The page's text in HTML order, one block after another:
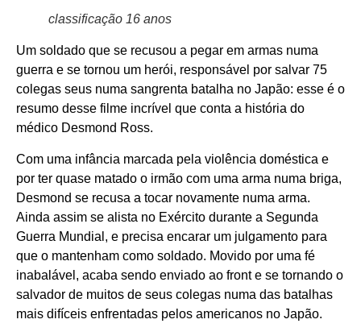
classificação 16 anos
Um soldado que se recusou a pegar em armas numa
guerra e se tornou um herói, responsável por salvar 75
colegas seus numa sangrenta batalha no Japão: esse é o
resumo desse filme incrível que conta a história do
médico Desmond Ross.
Com uma infância marcada pela violência doméstica e
por ter quase matado o irmão com uma arma numa briga,
Desmond se recusa a tocar novamente numa arma.
Ainda assim se alista no Exército durante a Segunda
Guerra Mundial, e precisa encarar um julgamento para
que o mantenham como soldado. Movido por uma fé
inabalável, acaba sendo enviado ao front e se tornando o
salvador de muitos de seus colegas numa das batalhas
mais difíceis enfrentadas pelos americanos no Japão.